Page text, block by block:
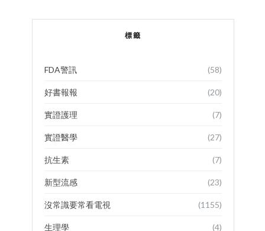
標籤
FDA警訊 (58)
好書報報 (20)
實證護理 (7)
實證醫學 (27)
抗生素 (7)
新型流感 (23)
沒常識要常看電視 (1155)
生理學 (4)